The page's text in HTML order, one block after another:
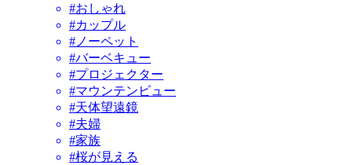
#おしゃれ
#カップル
#ノーペット
#バーベキュー
#プロジェクター
#マウンテンビュー
#天体望遠鏡
#夫婦
#家族
#桜が見える